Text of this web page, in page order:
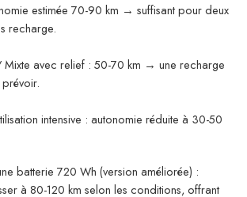
estimée 70-90 km → suffisant pour deux
recharge.
avec relief : 50-70 km → une recharge
intensive : autonomie réduite à 30-50
batterie 720 Wh (version améliorée) :
à 80-120 km selon les conditions, offrant